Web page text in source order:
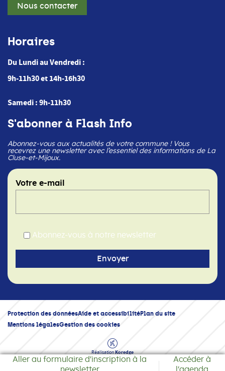
Aller au formulaire d'inscription à la
Accéder à
Nous contacter
Horaires
Du Lundi au Vendredi :
9h-11h30 et 14h-16h30
Samedi : 9h-11h30
S'abonner à Flash Info
Abonnez-vous aux actualités de votre commune ! Vous
recevrez une newsletter avec l’essentiel des informations de La
Cluse-et-Mijoux.
Votre e-mail
Abonnez-vous à notre newsletter
Protection des donnéesAide et accessibilitéPlan du site
Mentions légalesGestion des cookies
RéalisationKoredge